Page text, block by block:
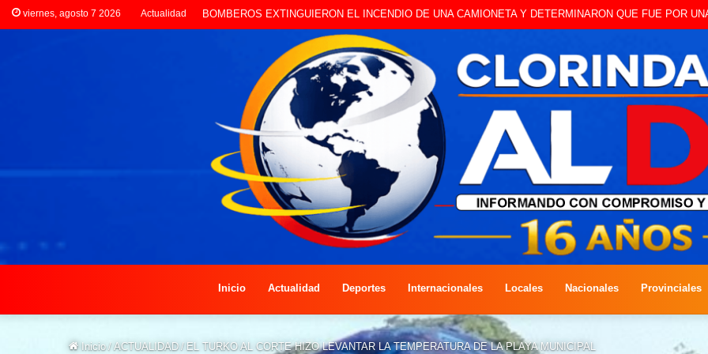
viernes, agosto 7 2026 Actualidad LA POLICÍA INVESTIGA ROBO A CAMBISTA OCURRIDO ESTE JUEVES
Inicio Actualidad Deportes Internacionales Locales Nacionales Provinciales
Inicio / ACTUALIDAD / EL TURKO AL CORTE HIZO LEVANTAR LA TEMPERATURA DE LA PLAYA MUNICIPAL